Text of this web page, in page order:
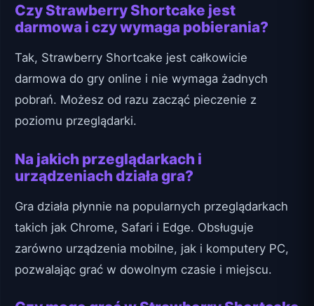
Czy Strawberry Shortcake jest
darmowa i czy wymaga pobierania?
Tak, Strawberry Shortcake jest całkowicie
darmowa do gry online i nie wymaga żadnych
pobrań. Możesz od razu zacząć pieczenie z
poziomu przeglądarki.
Na jakich przeglądarkach i
urządzeniach działa gra?
Gra działa płynnie na popularnych przeglądarkach
takich jak Chrome, Safari i Edge. Obsługuje
zarówno urządzenia mobilne, jak i komputery PC,
pozwalając grać w dowolnym czasie i miejscu.